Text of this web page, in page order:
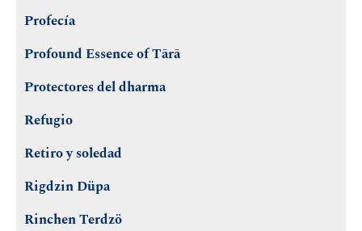
Profecía
Profound Essence of Tārā
Protectores del dharma
Refugio
Retiro y soledad
Rigdzin Düpa
Rinchen Terdzö